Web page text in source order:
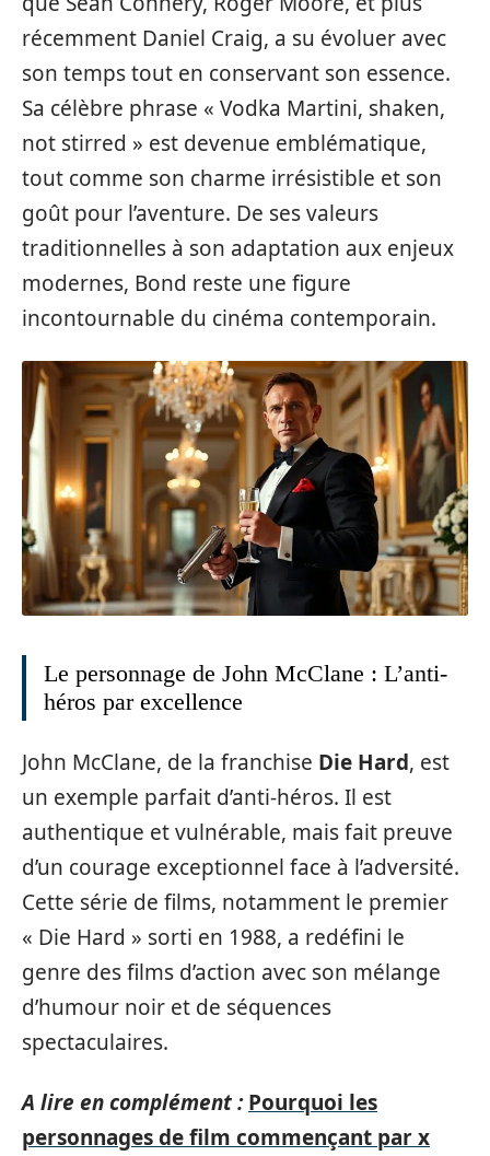
récemment Daniel Craig, a su évoluer avec
son temps tout en conservant son essence.
Sa célèbre phrase « Vodka Martini, shaken,
not stirred » est devenue emblématique,
tout comme son charme irrésistible et son
goût pour l’aventure. De ses valeurs
traditionnelles à son adaptation aux enjeux
modernes, Bond reste une figure
incontournable du cinéma contemporain.
Le personnage de John McClane : L’anti-
héros par excellence
John McClane, de la franchise Die Hard, est
un exemple parfait d’anti-héros. Il est
authentique et vulnérable, mais fait preuve
d’un courage exceptionnel face à l’adversité.
Cette série de films, notamment le premier
« Die Hard » sorti en 1988, a redéfini le
genre des films d’action avec son mélange
d’humour noir et de séquences
spectaculaires.
A lire en complément : Pourquoi les
personnages de film commençant par x